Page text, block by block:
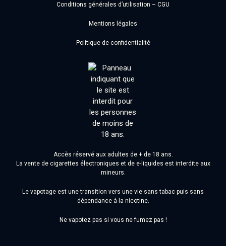
Conditions générales d’utilisation – CGU
Mentions légales
Politique de confidentialité
Accès réservé aux adultes de + de 18 ans.
La vente de cigarettes électroniques et de e-liquides est interdite aux
mineurs.
Le vapotage est une transition vers une vie sans tabac puis sans
dépendance à la nicotine.
Ne vapotez pas si vous ne fumez pas !